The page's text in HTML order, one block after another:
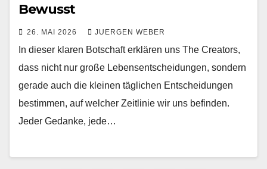
Bewusst
26. MAI 2026 JUERGEN WEBER
In dieser klaren Botschaft erklären uns The Creators,
dass nicht nur große Lebensentscheidungen, sondern
gerade auch die kleinen täglichen Entscheidungen
bestimmen, auf welcher Zeitlinie wir uns befinden.
Jeder Gedanke, jede…